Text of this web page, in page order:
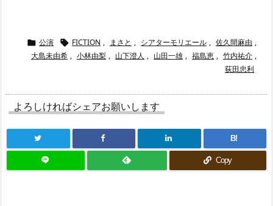
 公演  FICTION , まさと , シアターモリエール , 佐久間麻由 ,
大島未由希 , 小林由梨 , 山下澄人 , 山田一雄 , 福島恵 , 竹内祐介 ,
荻田忠利
よろしければシェアお願いします
B!
Copy